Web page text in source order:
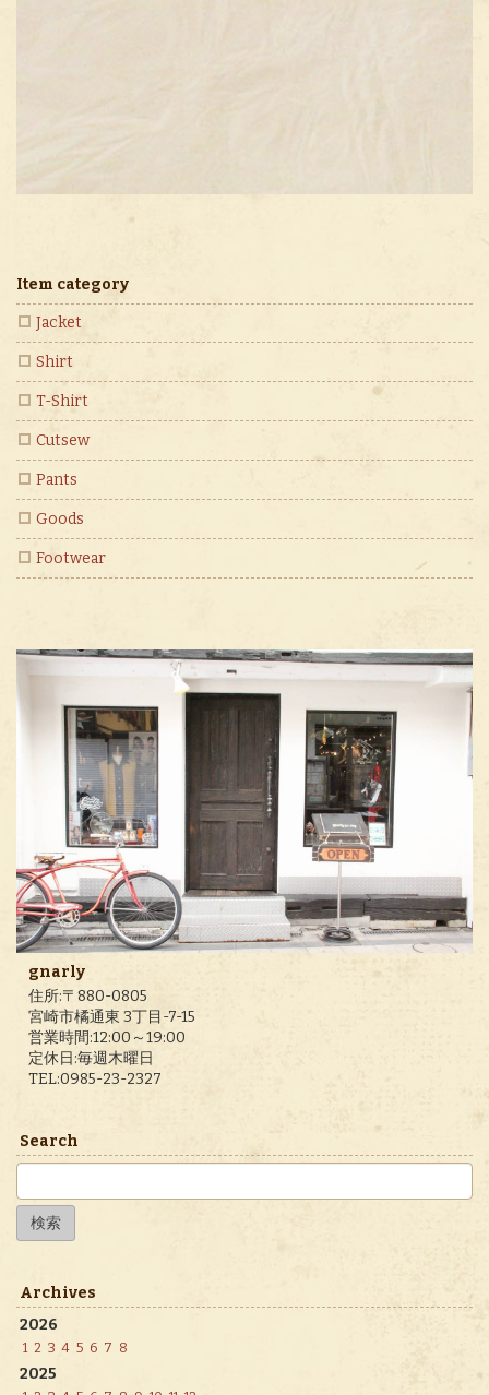
Item category
Jacket
Shirt
T-Shirt
Cutsew
Pants
Goods
Footwear
gnarly
住所:〒880-0805
宮崎市橘通東 3丁目-7-15
営業時間:12:00～19:00
定休日:毎週木曜日
TEL:0985-23-2327
Search
検
索:
Archives
2026
1 2 3 4 5 6 7 8
2025